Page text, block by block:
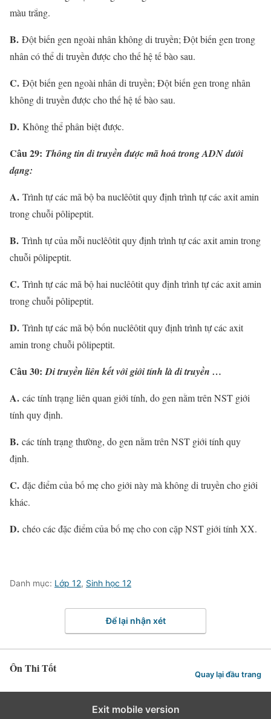
màu trắng.
B. Đột biến gen ngoài nhân không di truyền; Đột biến gen trong
nhân có thể di truyền được cho thế hệ tế bào sau.
C. Đột biến gen ngoài nhân di truyền; Đột biến gen trong nhân
không di truyền được cho thế hệ tế bào sau.
D. Không thể phân biệt được.
Câu 29: Thông tin di truyền được mã hoá trong ADN dưới
dạng:
A. Trình tự các mã bộ ba nuclêôtit quy định trình tự các axit amin
trong chuỗi pôlipeptit.
B. Trình tự của mỗi nuclêôtit quy định trình tự các axit amin trong
chuỗi pôlipeptit.
C. Trình tự các mã bộ hai nuclêôtit quy định trình tự các axit amin
trong chuỗi pôlipeptit.
D. Trình tự các mã bộ bốn nuclêôtit quy định trình tự các axit
amin trong chuỗi pôlipeptit.
Câu 30: Di truyền liên kết với giới tính là di truyền …
A. các tính trạng liên quan giới tính, do gen nằm trên NST giới
tính quy định.
B. các tính trạng thường, do gen nằm trên NST giới tính quy
định.
C. đặc điểm của bố mẹ cho giới này mà không di truyền cho giới
khác.
D. chéo các đặc điểm của bố mẹ cho con cặp NST giới tính XX.
Danh mục: Lớp 12, Sinh học 12
Để lại nhận xét
Ôn Thi Tốt Quay lại đầu trang
Exit mobile version